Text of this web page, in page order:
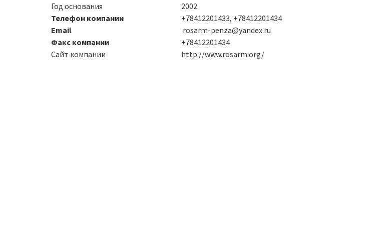
Год основания
2002
Телефон компании
+78412201433, +78412201434
Email
rosarm-penza@yandex.ru
Факс компании
+78412201434
Сайт компании
http://www.rosarm.org/